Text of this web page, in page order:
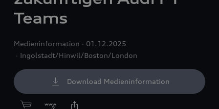
Teams
Medieninformation
01.12.2025
Ingolstadt/Hinwil/Boston/London
Download Medieninformation